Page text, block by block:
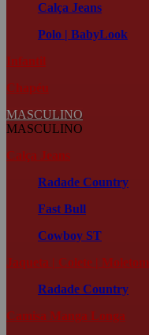
Calça Jeans
Polo | BabyLook
Infantil
Chapéu
MASCULINO
MASCULINO
Calça Jeans
Radade Country
Fast Bull
Cowboy ST
Jaqueta | Colete | Moletom
Radade Country
Camisa Manga Longa